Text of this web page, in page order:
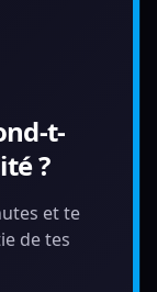
t-
?
et te
de tes